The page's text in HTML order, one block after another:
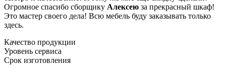
Огромное спасибо сборщику Алексею за прекрасный шкаф!
Это мастер своего дела! Всю мебель буду заказывать только
здесь.
Качество продукции
Уровень сервиса
Срок изготовления